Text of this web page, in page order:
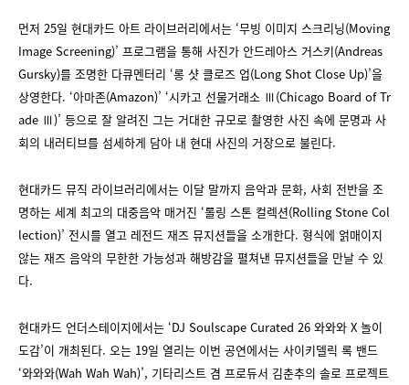
먼저 25일 현대카드 아트 라이브러리에서는 ‘무빙 이미지 스크리닝(Moving
Image Screening)’ 프로그램을 통해 사진가 안드레아스 거스키(Andreas
Gursky)를 조명한 다큐멘터리 ‘롱 샷 클로즈 업(Long Shot Close Up)’을
상영한다. ‘아마존(Amazon)’ ‘시카고 선물거래소 Ⅲ(Chicago Board of Tr
ade Ⅲ)’ 등으로 잘 알려진 그는 거대한 규모로 촬영한 사진 속에 문명과 사
회의 내러티브를 섬세하게 담아 내 현대 사진의 거장으로 불린다.
현대카드 뮤직 라이브러리에서는 이달 말까지 음악과 문화, 사회 전반을 조
명하는 세계 최고의 대중음악 매거진 ‘롤링 스톤 컬렉션(Rolling Stone Col
lection)’ 전시를 열고 레전드 재즈 뮤지션들을 소개한다. 형식에 얽매이지
않는 재즈 음악의 무한한 가능성과 해방감을 펼쳐낸 뮤지션들을 만날 수 있
다.
현대카드 언더스테이지에서는 ‘DJ Soulscape Curated 26 와와와 X 놀이
도감’이 개최된다. 오는 19일 열리는 이번 공연에서는 사이키델릭 록 밴드
‘와와와(Wah Wah Wah)’, 기타리스트 겸 프로듀서 김춘추의 솔로 프로젝트